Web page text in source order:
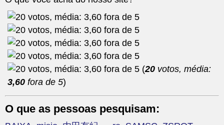
(20 votos, média:
3,60 fora de 5)
O que as pessoas pesquisam: